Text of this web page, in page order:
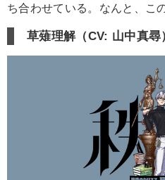
ち合わせている。なんと、こ
草薙理解（CV: 山中真尋